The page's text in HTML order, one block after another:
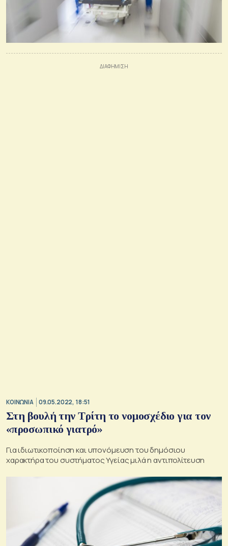
ΚΟΙΝΩΝΙΑ 09.05.2022, 18:51
Στη βουλή την Τρίτη το νομοσχέδιο για τον
«προσωπικό γιατρό»
Για ιδιωτικοποίηση και υπονόμευση του δημόσιου
χαρακτήρα του συστήματος Υγείας μιλά η αντιπολίτευση